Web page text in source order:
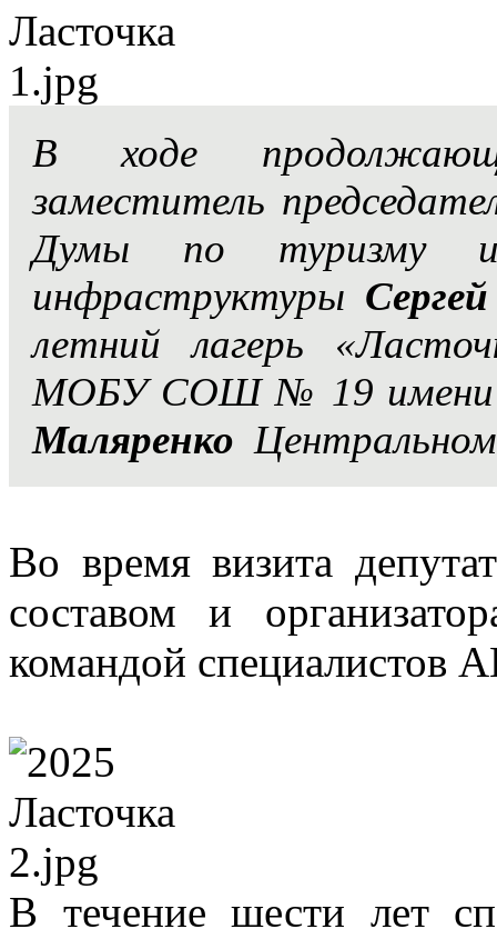
В ходе
заместитель
Думы по туризму и
инфраструктуры
летний лагерь
МОБУ СОШ № 19 имени
Маляренко
Во время визита
составом и
командой
В течение шести лет